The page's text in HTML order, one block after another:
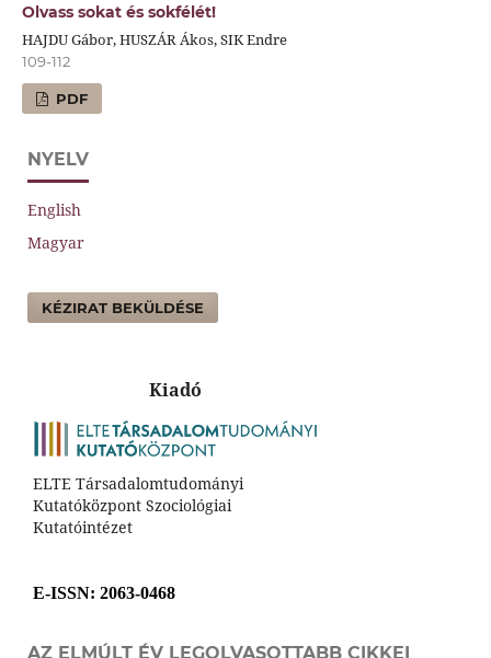
Olvass sokat és sokfélét!
HAJDU Gábor, HUSZÁR Ákos, SIK Endre
109-112
PDF
NYELV
English
Magyar
KÉZIRAT BEKÜLDÉSE
Kiadó
ELTE Társadalomtudományi
Kutatóközpont Szociológiai
Kutatóintézet
E-ISSN: 2063-0468
AZ ELMÚLT ÉV LEGOLVASOTTABB CIKKEI